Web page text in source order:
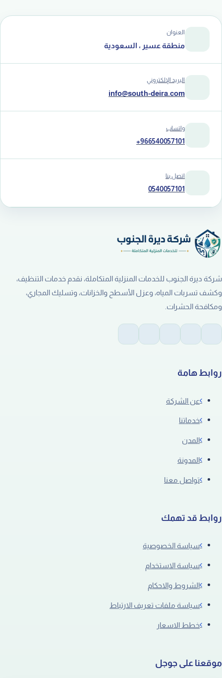
العنوان
منطقة عسير ، السعودية
البريد الإلكتروني
info@south-deira.com
واتساب
+966540057101
اتصل بنا
0540057101
شركة ديرة الجنوب للخدمات المنزلية المتكاملة، نقدم خدمات التنظيف،
وكشف تسربات المياه، وعزل الأسطح والخزانات، وتسليك المجاري،
ومكافحة الحشرات.
روابط هامة
عن الشركة
خدماتنا
المدن
المدونة
تواصل معنا
روابط قد تهمك
سياسة الخصوصية
سياسة الاستخدام
الشروط والاحكام
سياسة ملفات تعريف الارتباط
خطط الاسعار
موقعنا على جوجل